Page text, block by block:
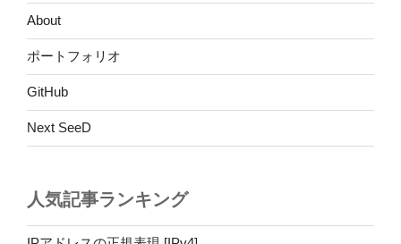
About
ポートフォリオ
GitHub
Next SeeD
人気記事ランキング